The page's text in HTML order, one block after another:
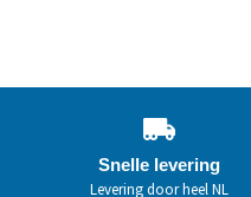
Snelle levering
Levering door heel NL